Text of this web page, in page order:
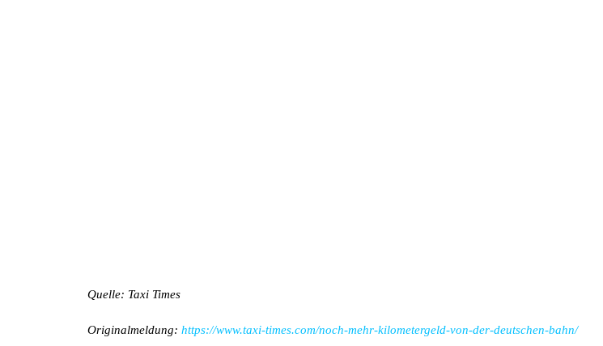
Quelle: Taxi Times
Originalmeldung: https://www.taxi-times.com/noch-mehr-kilometergeld-von-der-deutschen-bahn/